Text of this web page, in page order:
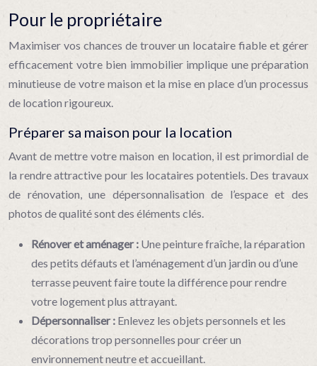
Pour le propriétaire
Maximiser vos chances de trouver un locataire fiable et gérer
efficacement votre bien immobilier implique une préparation
minutieuse de votre maison et la mise en place d’un processus
de location rigoureux.
Préparer sa maison pour la location
Avant de mettre votre maison en location, il est primordial de
la rendre attractive pour les locataires potentiels. Des travaux
de rénovation, une dépersonnalisation de l’espace et des
photos de qualité sont des éléments clés.
Rénover et aménager : Une peinture fraîche, la réparation
des petits défauts et l’aménagement d’un jardin ou d’une
terrasse peuvent faire toute la différence pour rendre
votre logement plus attrayant.
Dépersonnaliser : Enlevez les objets personnels et les
décorations trop personnelles pour créer un
environnement neutre et accueillant.